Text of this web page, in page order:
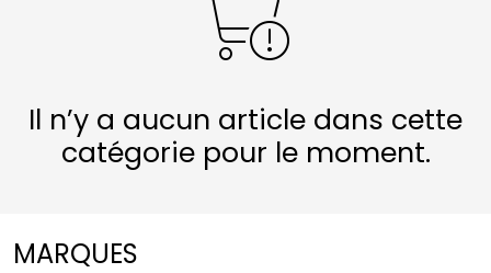
Il n’y a aucun article dans cette
catégorie pour le moment.
MARQUES